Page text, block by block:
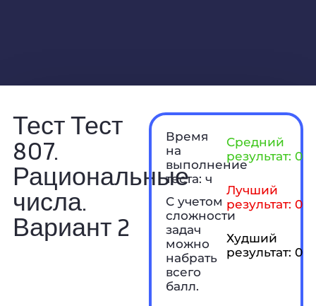
Тест Тест
807.
Рациональные
числа.
Вариант 2
Время
на
выполнение
теста: ч
С учетом
сложности
задач
можно
набрать
всего
балл.
Средний
результат: 0
Лучший
результат: 0
Худший
результат: 0